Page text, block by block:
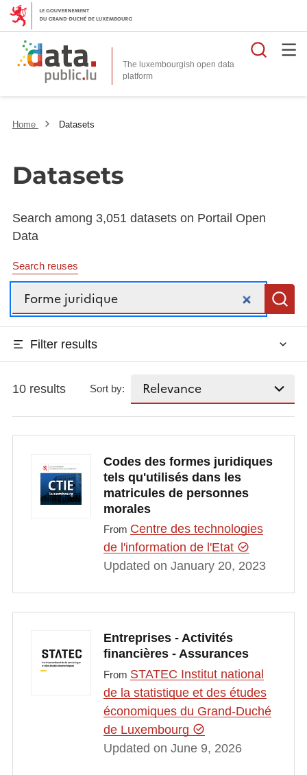
The luxembourgish open data
platform
Home Datasets
Datasets
Search among 3,051 datasets on Portail Open
Data
Search reuses
Search
Filter results
10 results Sort by:
Codes des formes juridiques
tels qu'utilisés dans les
matricules de personnes
morales
From Centre des technologies
de l'information de l'Etat
Updated on January 20, 2023
Entreprises - Activités
financières - Assurances
From STATEC Institut national
de la statistique et des études
économiques du Grand-Duché
de Luxembourg
Updated on June 9, 2026